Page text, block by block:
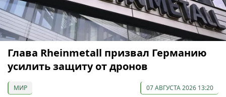
Глава Rheinmetall призвал Германию
усилить защиту от дронов
МИР 07 АВГУСТА 2026 13:20